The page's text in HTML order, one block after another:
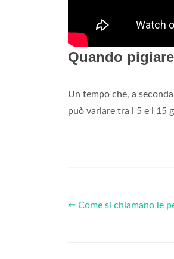
Quando
Un tempo che, a
può variare tra i 5 e i 15
⇐ Come si chiamano le